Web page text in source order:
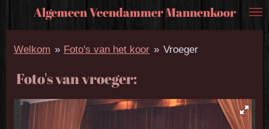
direct
naar
hoofdinhoud
Algemeen Veendammer Mannenkoor
Welkom » Foto's van het koor » Vroeger
Foto's van vroeger: